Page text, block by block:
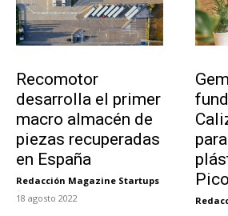
Recomotor
desarrolla el primer
macro almacén de
piezas recuperadas
en España
Redacción Magazine Startups
-
18 agosto 2022